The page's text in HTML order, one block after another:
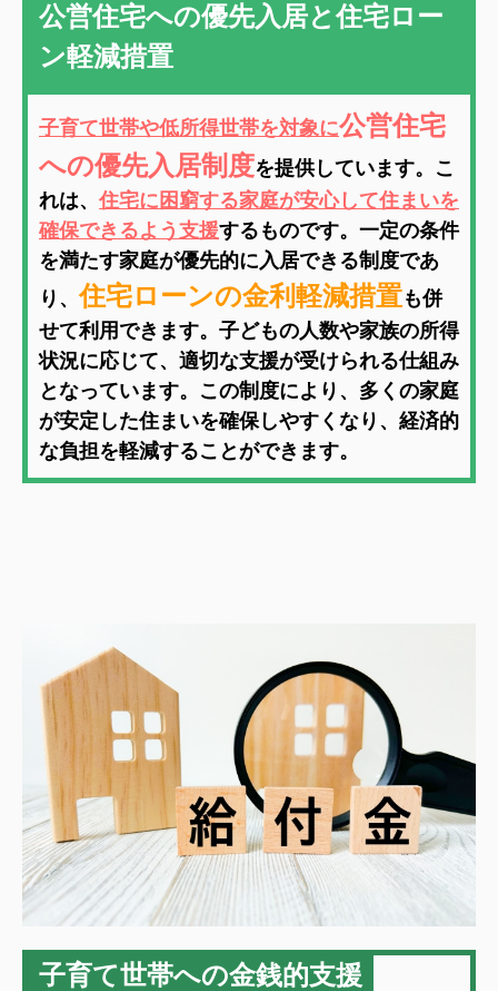
公営住宅への優先入居と住宅ロー
ン軽減措置
子育て世帯や低所得世帯を対象に公営住宅
への優先入居制度を提供しています。こ
れは、 住宅に困窮する家庭が安心して住まいを
確保できるよう支援するものです。一定の条件
を満たす家庭が優先的に入居できる制度であ
り、住宅ローンの金利軽減措置も併
せて利用できます。子どもの人数や家族の所得
状況に応じて、適切な支援が受けられる仕組み
となっています。この制度により、多くの家庭
が安定した住まいを確保しやすくなり、経済的
な負担を軽減することができます。
子育て世帯への金銭的支援